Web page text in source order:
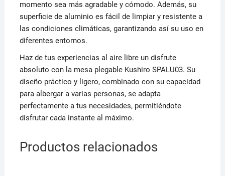
momento sea más agradable y cómodo. Además, su
superficie de aluminio es fácil de limpiar y resistente a
las condiciones climáticas, garantizando así su uso en
diferentes entornos.
Haz de tus experiencias al aire libre un disfrute
absoluto con la mesa plegable Kushiro SPALU03. Su
diseño práctico y ligero, combinado con su capacidad
para albergar a varias personas, se adapta
perfectamente a tus necesidades, permitiéndote
disfrutar cada instante al máximo.
Productos relacionados